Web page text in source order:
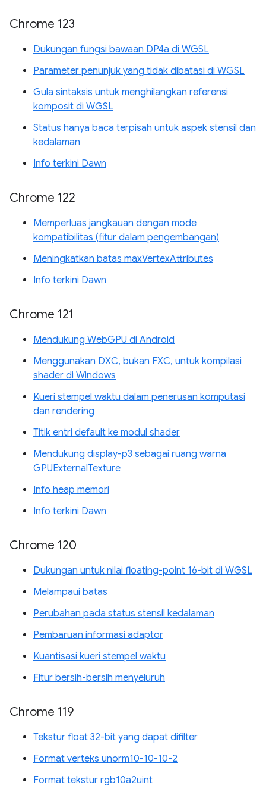
Chrome 123
Dukungan fungsi bawaan DP4a di WGSL
Parameter penunjuk yang tidak dibatasi di WGSL
Gula sintaksis untuk menghilangkan referensi
komposit di WGSL
Status hanya baca terpisah untuk aspek stensil dan
kedalaman
Info terkini Dawn
Chrome 122
Memperluas jangkauan dengan mode
kompatibilitas (fitur dalam pengembangan)
Meningkatkan batas maxVertexAttributes
Info terkini Dawn
Chrome 121
Mendukung WebGPU di Android
Menggunakan DXC, bukan FXC, untuk kompilasi
shader di Windows
Kueri stempel waktu dalam penerusan komputasi
dan rendering
Titik entri default ke modul shader
Mendukung display-p3 sebagai ruang warna
GPUExternalTexture
Info heap memori
Info terkini Dawn
Chrome 120
Dukungan untuk nilai floating-point 16-bit di WGSL
Melampaui batas
Perubahan pada status stensil kedalaman
Pembaruan informasi adaptor
Kuantisasi kueri stempel waktu
Fitur bersih-bersih menyeluruh
Chrome 119
Tekstur float 32-bit yang dapat difilter
Format verteks unorm10-10-10-2
Format tekstur rgb10a2uint